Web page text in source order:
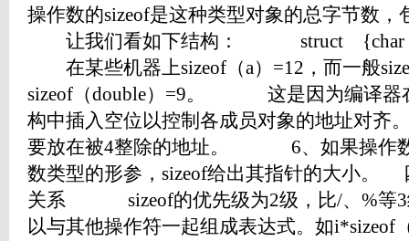
操作数的sizeof是这种类型对象的总字节数
让我们看如下结构： struct
在某些机器上sizeof（a）=12，而一般
sizeof（double）=9。 这是因为编译器
构中插入空位以控制各成员对象的地址对齐
要放在被4整除的地址。 6、如果操作数
数类型的形参，sizeof给出其指针的大小。
关系 sizeof的优先级为2级，比/、%等3
以与其他操作符一起组成表达式。如i*sizeof